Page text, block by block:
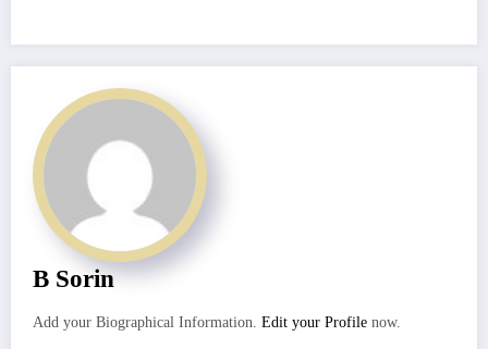
B Sorin
Add your Biographical Information. Edit your Profile now.